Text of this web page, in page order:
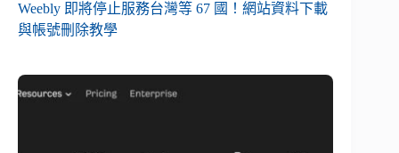
Weebly 即將停止服務台灣等 67 國！網站資料下載
與帳號刪除教學